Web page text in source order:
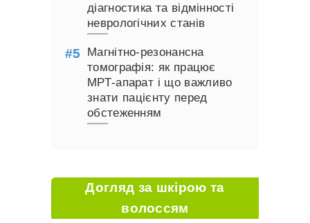
діагностика та відмінності
неврологічних станів
Магнітно-резонансна
томографія: як працює
МРТ-апарат і що важливо
знати пацієнту перед
обстеженням
Догляд за шкірою та
волоссям